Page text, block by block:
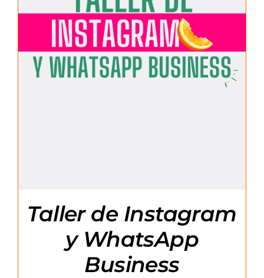
Taller de Instagram
y WhatsApp
Business